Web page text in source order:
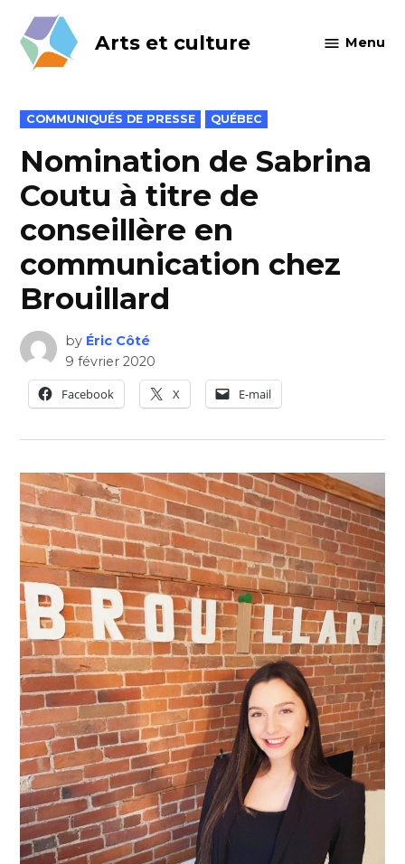
content
Arts et culture Menu
POSTED
IN
COMMUNIQUÉS DE PRESSE QUÉBEC
Nomination de Sabrina
Coutu à titre de
conseillère en
communication chez
Brouillard
by Éric Côté
9 février 2020
Facebook
X E-mail